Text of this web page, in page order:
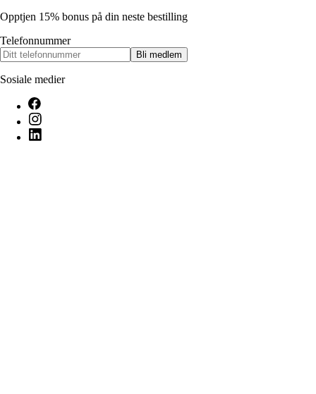
Opptjen 15% bonus på din neste bestilling
Telefonnummer
Bli medlem
Sosiale medier